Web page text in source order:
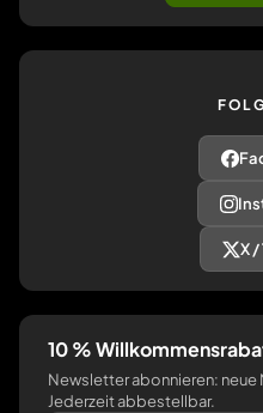
X
10 %
Newsletter abonnieren:
Jederzeit abbestellbar.